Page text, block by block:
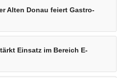
Alten Donau feiert Gastro-
Einsatz im Bereich E-